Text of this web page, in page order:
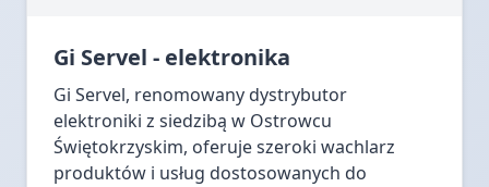
Gi Servel - elektronika
Gi Servel, renomowany dystrybutor
elektroniki z siedzibą w Ostrowcu
Świętokrzyskim, oferuje szeroki wachlarz
produktów i usług dostosowanych do